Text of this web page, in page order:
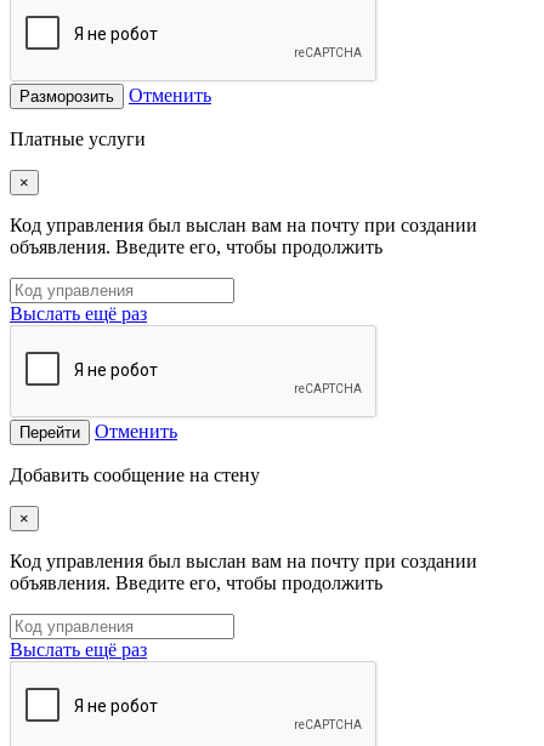
Разморозить Отменить
Платные услуги
×
Код управления был выслан вам на почту при создании
объявления. Введите его, чтобы продолжить
Выслать ещё раз
Перейти Отменить
Добавить сообщение на стену
×
Код управления был выслан вам на почту при создании
объявления. Введите его, чтобы продолжить
Выслать ещё раз